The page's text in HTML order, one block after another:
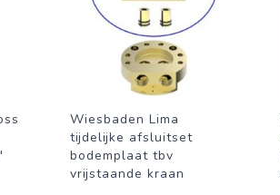
Wiesbaden Lima
tijdelijke afsluitset
bodemplaat tbv
vrijstaande kraan